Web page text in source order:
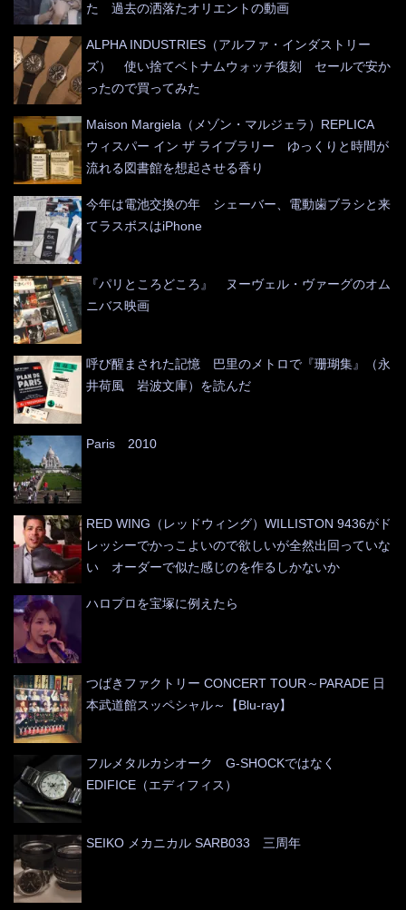
た 過去の洒落たオリエントの動画
ALPHA INDUSTRIES（アルファ・インダストリー
ズ） 使い捨てベトナムウォッチ復刻 セールで安か
ったので買ってみた
Maison Margiela（メゾン・マルジェラ）REPLICA
ウィスパー イン ザ ライブラリー ゆっくりと時間が
流れる図書館を想起させる香り
今年は電池交換の年 シェーバー、電動歯ブラシと来
てラスボスはiPhone
『パリところどころ』 ヌーヴェル・ヴァーグのオム
ニバス映画
呼び醒まされた記憶 巴里のメトロで『珊瑚集』（永
井荷風 岩波文庫）を読んだ
Paris 2010
RED WING（レッドウィング）WILLISTON 9436がド
レッシーでかっこよいので欲しいが全然出回っていな
い オーダーで似た感じのを作るしかないか
ハロプロを宝塚に例えたら
つばきファクトリー CONCERT TOUR～PARADE 日
本武道館スッペシャル～【Blu-ray】
フルメタルカシオーク G-SHOCKではなく
EDIFICE（エディフィス）
SEIKO メカニカル SARB033 三周年